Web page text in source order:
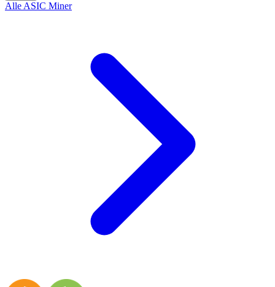
Alle ASIC Miner